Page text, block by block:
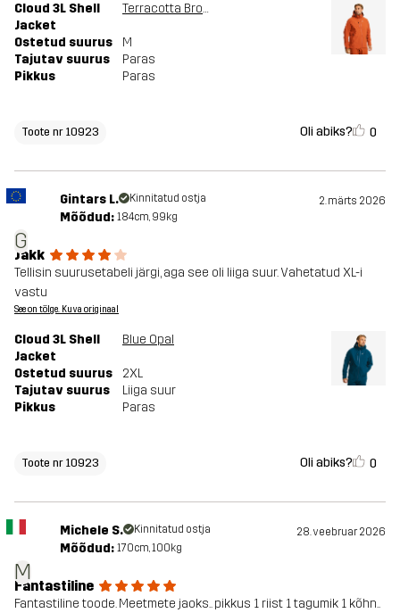
Cloud 3L Shell
Jacket
Terracotta Brown
Ostetud suurus
M
Tajutav suurus
Paras
Pikkus
Paras
Toote nr 10923 Oli abiks? 0
G
Gintars L. Kinnitatud ostja 2. märts 2026
Mõõdud: 184cm, 99kg
Jakk
Tellisin suurusetabeli järgi, aga see oli liiga suur. Vahetatud XL-i
vastu
See on tõlge. Kuva originaal
Cloud 3L Shell
Jacket
Blue Opal
Ostetud suurus
2XL
Tajutav suurus
Liiga suur
Pikkus
Paras
Toote nr 10923 Oli abiks? 0
M
Michele S. Kinnitatud ostja 28. veebruar 2026
Mõõdud: 170cm, 100kg
Fantastiline
Fantastiline toode. Meetmete jaoks.. pikkus 1 riist 1 tagumik 1 kõhn..